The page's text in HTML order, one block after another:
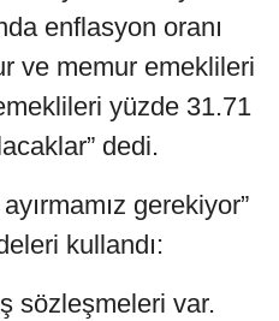
enflasyon oranı
ve memur emeklileri
yüzde 31.71
dedi.
gerekiyor”
kullandı:
sözleşmeleri var.